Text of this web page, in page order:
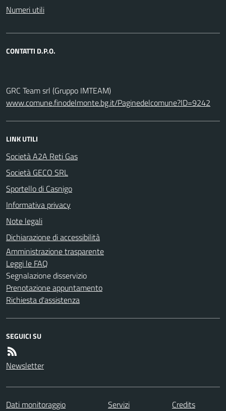
Numeri utili
CONTATTI D.P.O.
GRC Team srl (Gruppo IMTEAM)
www.comune.finodelmonte.bg.it/Paginedelcomune?ID=9242
LINK UTILI
Società A2A Reti Gas
Società GECO SRL
Sportello di Casnigo
Informativa privacy
Note legali
Dichiarazione di accessibilità
Amministrazione trasparente
Leggi le FAQ
Segnalazione disservizio
Prenotazione appuntamento
Richiesta d'assistenza
SEGUICI SU
Newsletter
Dati monitoraggio Servizi
Credits